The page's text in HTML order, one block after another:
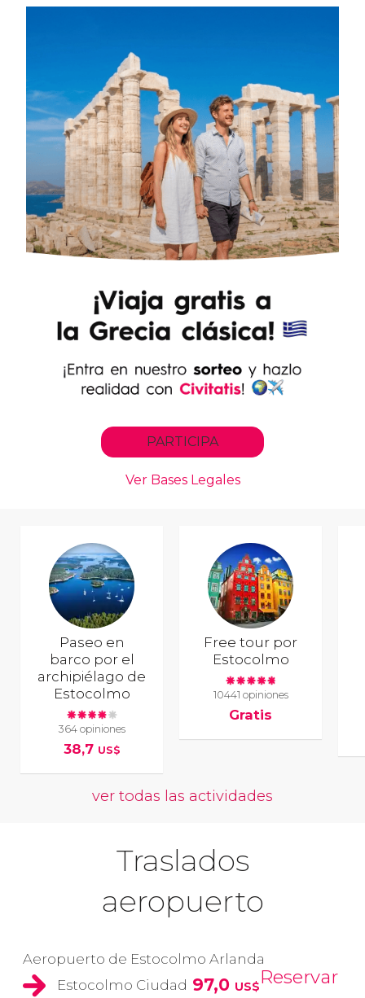
Paseo en
barco por el
archipiélago de
Estocolmo
364 opiniones
38,7 US$
Free tour por
Estocolmo
10441 opiniones
Gratis
ver todas las actividades
Traslados
aeropuerto
Aeropuerto de Estocolmo Arlanda
Estocolmo Ciudad 97,0 US$Reservar